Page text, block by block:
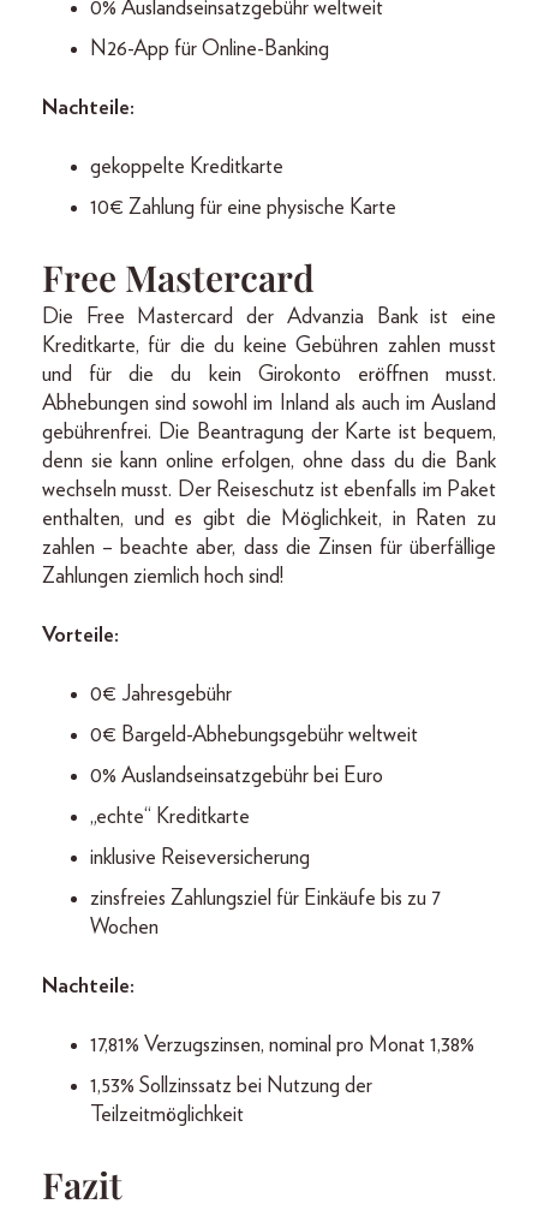
0% Auslandseinsatzgebühr weltweit
N26-App für Online-Banking
Nachteile:
gekoppelte Kreditkarte
10€ Zahlung für eine physische Karte
Free Mastercard
Die Free Mastercard der Advanzia Bank ist eine
Kreditkarte, für die du keine Gebühren zahlen musst
und für die du kein Girokonto eröffnen musst.
Abhebungen sind sowohl im Inland als auch im Ausland
gebührenfrei. Die Beantragung der Karte ist bequem,
denn sie kann online erfolgen, ohne dass du die Bank
wechseln musst. Der Reiseschutz ist ebenfalls im Paket
enthalten, und es gibt die Möglichkeit, in Raten zu
zahlen – beachte aber, dass die Zinsen für überfällige
Zahlungen ziemlich hoch sind!
Vorteile:
0€ Jahresgebühr
0€ Bargeld-Abhebungsgebühr weltweit
0% Auslandseinsatzgebühr bei Euro
„echte“ Kreditkarte
inklusive Reiseversicherung
zinsfreies Zahlungsziel für Einkäufe bis zu 7
Wochen
Nachteile:
17,81% Verzugszinsen, nominal pro Monat 1,38%
1,53% Sollzinssatz bei Nutzung der
Teilzeitmöglichkeit
Fazit